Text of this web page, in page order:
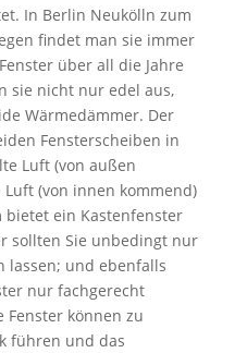
In Berlin Neukölln zum
findet man sie immer
über all die Jahre
sie nicht nur edel aus,
Wärmedämmer. Der
Fensterscheiben in
Luft (von außen
(von innen kommend)
bietet ein Kastenfenster
sollten Sie unbedingt nur
lassen; und ebenfalls
nur fachgerecht
Fenster können zu
führen und das